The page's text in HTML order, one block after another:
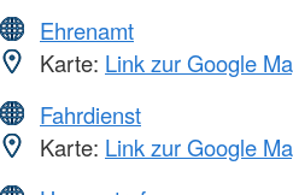
Ehrenamt
Karte: Link zur Google
Fahrdienst
Karte: Link zur Google